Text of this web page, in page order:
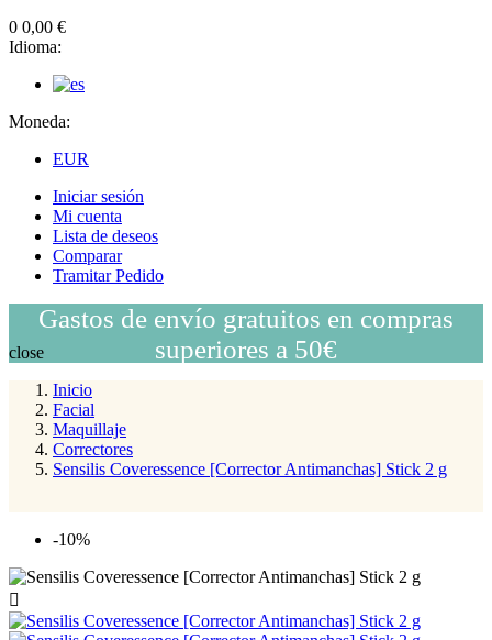
0 0,00 €
Idioma:
Moneda:
EUR
Iniciar sesión
Mi cuenta
Lista de deseos
Comparar
Tramitar Pedido
Gastos de envío gratuitos en compras
superiores a 50€
close
Inicio
Facial
Maquillaje
Correctores
Sensilis Coveressence [Corrector Antimanchas] Stick 2 g
-10%
